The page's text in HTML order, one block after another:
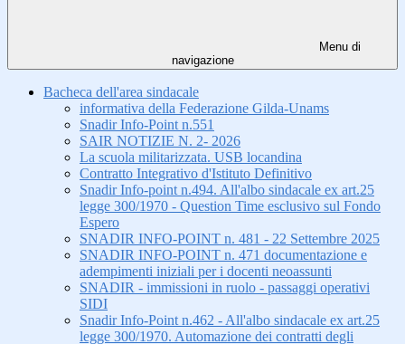
Menu di
navigazione
Bacheca dell'area sindacale
informativa della Federazione Gilda-Unams
Snadir Info-Point n.551
SAIR NOTIZIE N. 2- 2026
La scuola militarizzata. USB locandina
Contratto Integrativo d'Istituto Definitivo
Snadir Info-point n.494. All'albo sindacale ex art.25
legge 300/1970 - Question Time esclusivo sul Fondo
Espero
SNADIR INFO-POINT n. 481 - 22 Settembre 2025
SNADIR INFO-POINT n. 471 documentazione e
adempimenti iniziali per i docenti neoassunti
SNADIR - immissioni in ruolo - passaggi operativi
SIDI
Snadir Info-Point n.462 - All'albo sindacale ex art.25
legge 300/1970. Automazione dei contratti degli